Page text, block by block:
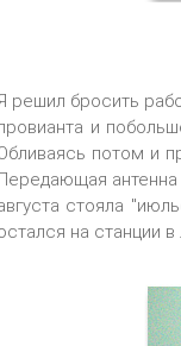
решил бросить
и
потом и
стояла
на станции